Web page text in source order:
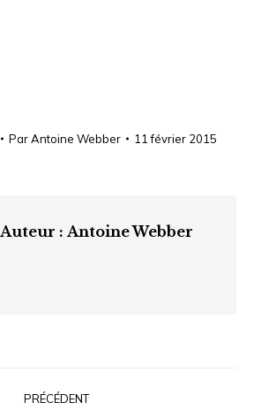
ParAntoine Webber 11 février 2015
Auteur : Antoine Webber
PRÉCÉDENT